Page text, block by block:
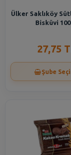
Ülker Saklıköy
Bisküvi
27,75
Şube